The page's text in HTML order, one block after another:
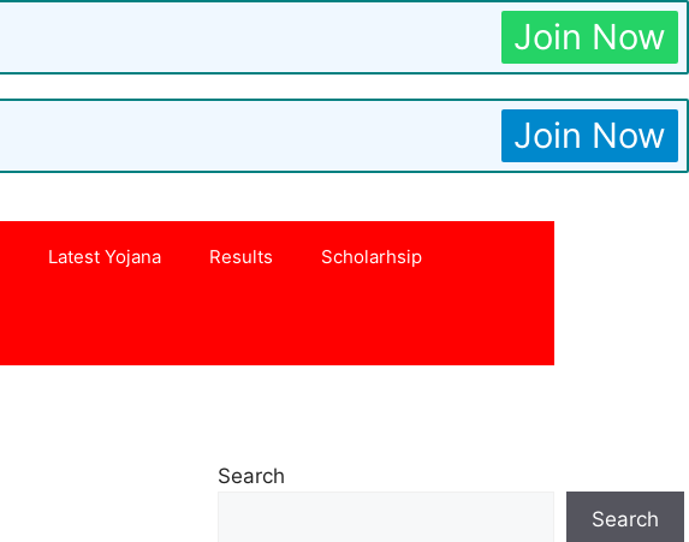
Join Now
Join Now
Latest Yojana Results Scholarhsip
Search
Search